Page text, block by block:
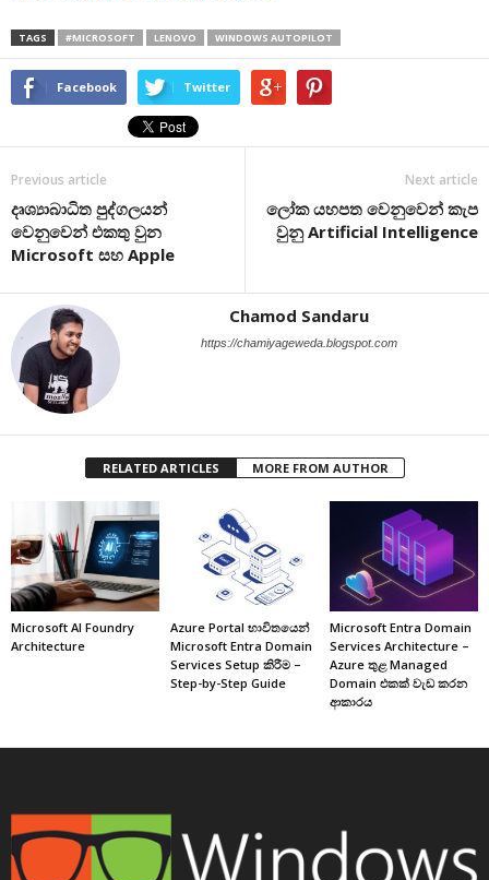
TAGS #MICROSOFT LENOVO WINDOWS AUTOPILOT
Facebook Twitter
Previous article
දෘශ්‍යාබාධිත පුද්ගලයන්
වෙනුවෙන් එකතු වුන
Microsoft සහ Apple
Next article
ලෝක යහපත වෙනුවෙන් කැප
වුනු Artificial Intelligence
Chamod Sandaru
https://chamiyageweda.blogspot.com
RELATED ARTICLES MORE FROM AUTHOR
Microsoft AI Foundry
Architecture
Azure Portal භාවිතයෙන්
Microsoft Entra Domain
Services Setup කිරීම –
Step-by-Step Guide
Microsoft Entra Domain
Services Architecture –
Azure තුළ Managed
Domain එකක් වැඩ කරන
ආකාරය